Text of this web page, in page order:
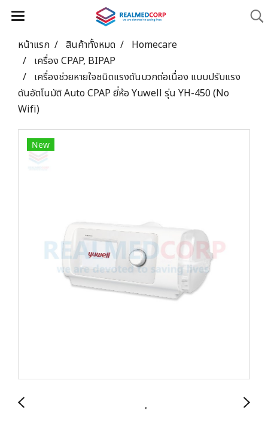
หน้าแรก สินค้าทั้งหมด
Homecare
เครื่อง CPAP, BIPAP
เครื่องช่วยหายใจชนิดแรงดันบวกต่อเนื่อง แบบปรับแรง
ดันอัตโนมัติ Auto CPAP ยี่ห้อ Yuwell รุ่น YH-450 (No
Wifi)
New